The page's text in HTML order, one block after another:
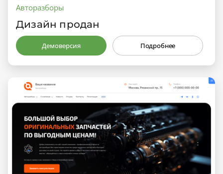
Авторазборы
Дизайн продан
Демоверсия Подробнее